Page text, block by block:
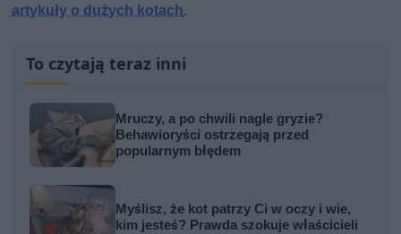
artykuły o dużych kotach.
To czytają teraz inni
Mruczy, a po chwili nagle gryzie?
Behawioryści ostrzegają przed
popularnym błędem
Myślisz, że kot patrzy Ci w oczy i wie,
kim jesteś? Prawda szokuje właścicieli